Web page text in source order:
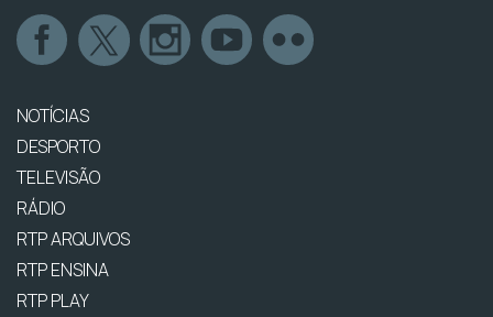
NOTÍCIAS
DESPORTO
TELEVISÃO
RÁDIO
RTP ARQUIVOS
RTP ENSINA
RTP PLAY